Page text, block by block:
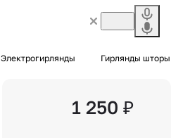
Электрогирлянды Гирлянды
1 250 ₽